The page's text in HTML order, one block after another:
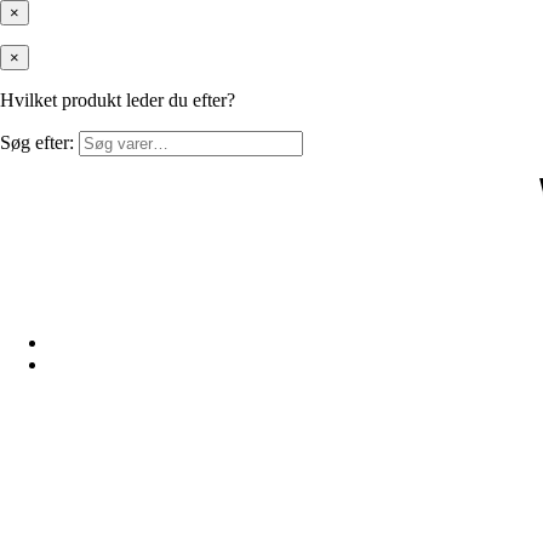
×
×
Hvilket produkt leder du efter?
Søg efter: